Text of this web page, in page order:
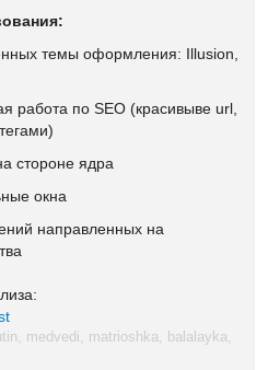
темы оформления: Illusion,
работа по SEO (красивыве url,
стороне ядра
окна
направленных на
medvedi, matrioshka, balalayka,